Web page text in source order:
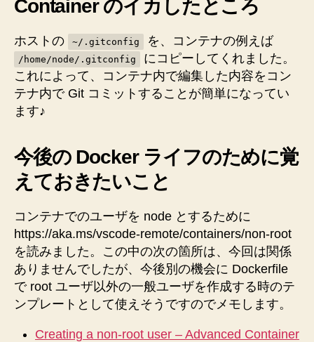
Container のイカしたところ
ホストの ~/.gitconfig を、コンテナの例えば
/home/node/.gitconfig
にコピーしてくれました。
これによって、コンテナ内で編集した内容をコン
テナ内で Git コミットすることが簡単になってい
ます♪
今後の Docker ライフのために覚
えておきたいこと
コンテナでのユーザを node とするために
https://aka.ms/vscode-remote/containers/non-root
を読みました。この中の次の箇所は、今回は関係
ありませんでしたが、今後別の機会に Dockerfile
で root ユーザ以外の一般ユーザを作成する時のテ
ンプレートとして使えそうですのでメモします。
Creating a non-root user – Advanced Container